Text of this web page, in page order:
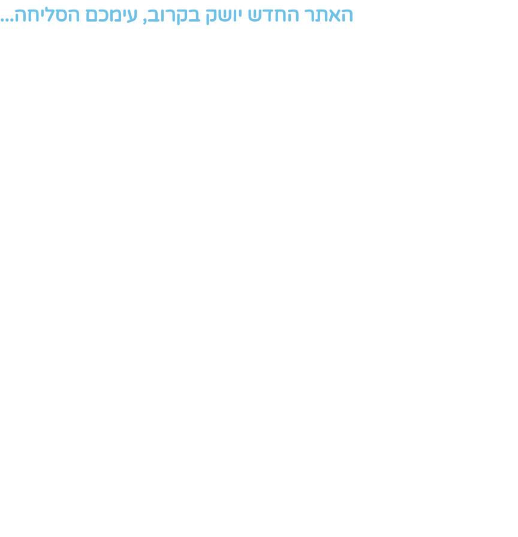
האתר החדש יושק בקרוב, עימכם הסליחה...